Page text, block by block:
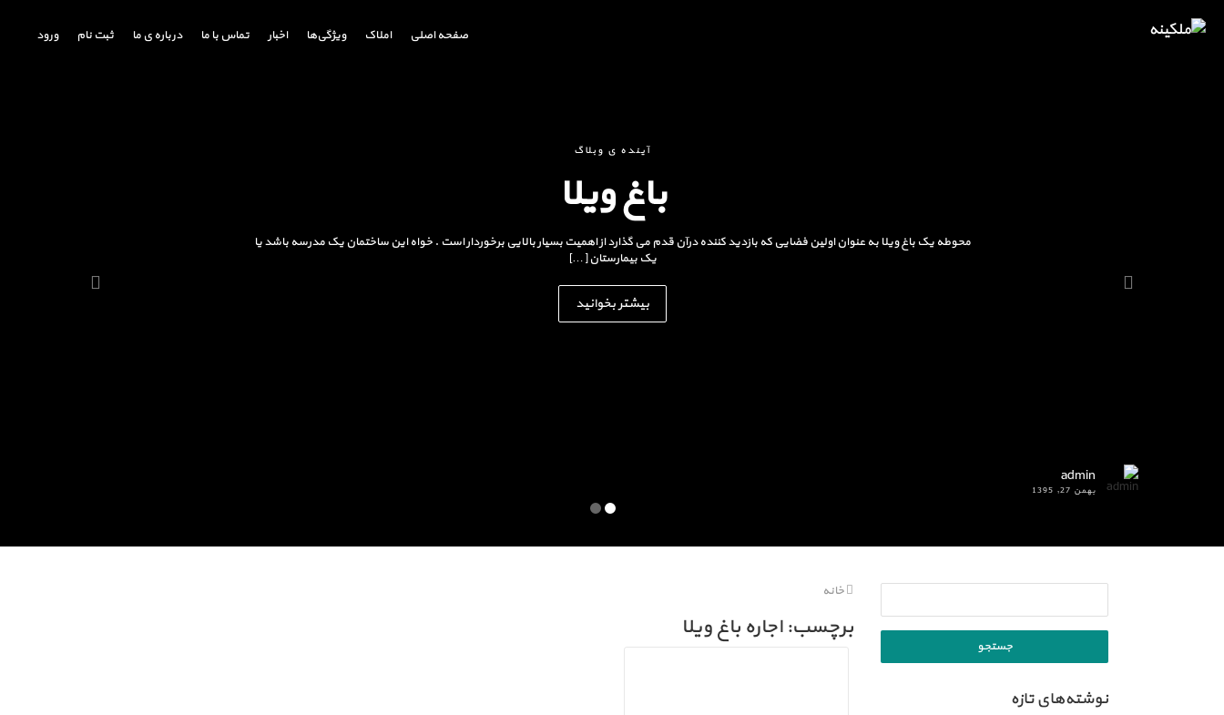
آینده ی وبلاگ
باغ ویلا
محوطه یک باغ ویلا به عنوان اولین فضایی که بازدید کننده درآن قدم می گذارد از اهمیت بسیار بالایی برخوردار است . خواه این ساختمان یک مدرسه باشد یا
یک بیمارستان […]
بیشتر بخوانید
admin
بهمن 27, 1395
ثبت نام ورود صفحه اصلی املاک ویژگی‌ها اخبار تماس با ما درباره ی ما
نوشته‌های تازه
خانه
برچسب: اجاره باغ ویلا